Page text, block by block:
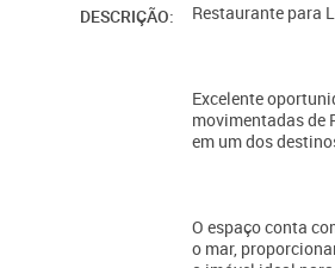
DESCRIÇÃO: Restaurante para
Excelente
movimentadas de
em um dos
O espaço conta
o mar,